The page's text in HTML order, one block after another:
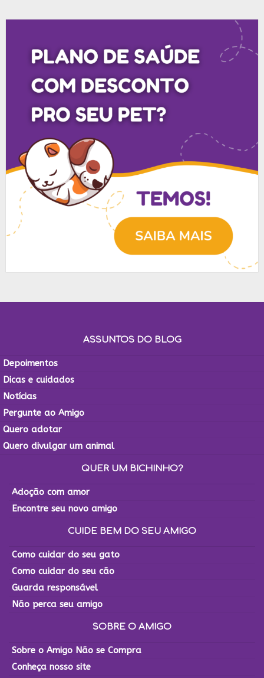
ASSUNTOS DO BLOG
Depoimentos
Dicas e cuidados
Notícias
Pergunte ao Amigo
Quero adotar
Quero divulgar um animal
QUER UM BICHINHO?
Adoção com amor
Encontre seu novo amigo
CUIDE BEM DO SEU AMIGO
Como cuidar do seu gato
Como cuidar do seu cão
Guarda responsável
Não perca seu amigo
SOBRE O AMIGO
Sobre o Amigo Não se Compra
Conheça nosso site